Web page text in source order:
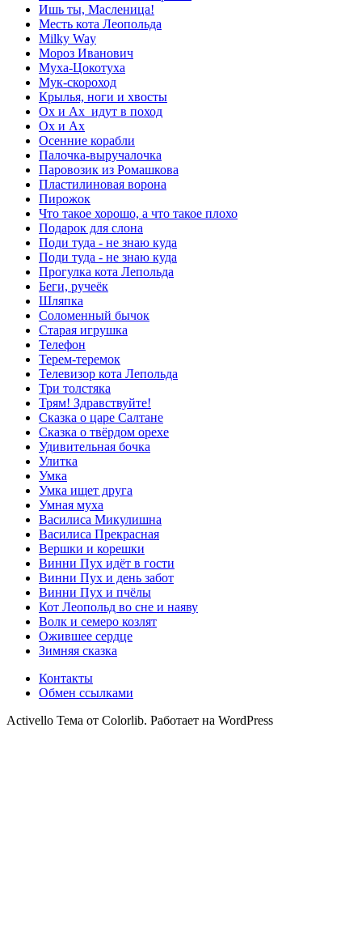
Ишь ты, Масленица!
Месть кота Леопольда
Milky Way
Мороз Иванович
Муха-Цокотуха
Мук-скороход
Крылья, ноги и хвосты
Ох и Ах идут в поход
Ох и Ах
Осенние корабли
Палочка-выручалочка
Паровозик из Ромашкова
Пластилиновая ворона
Пирожок
Что такое хорошо, а что такое плохо
Подарок для слона
Поди туда - не знаю куда
Поди туда - не знаю куда
Прогулка кота Лепольда
Беги, ручеёк
Шляпка
Соломенный бычок
Старая игрушка
Телефон
Терем-теремок
Телевизор кота Лепольда
Три толстяка
Трям! Здравствуйте!
Сказка о царе Салтане
Сказка о твёрдом орехе
Удивительная бочка
Улитка
Умка
Умка ищет друга
Умная муха
Василиса Микулишна
Василиса Прекрасная
Вершки и корешки
Винни Пух идёт в гости
Винни Пух и день забот
Винни Пух и пчёлы
Кот Леопольд во сне и наяву
Волк и семеро козлят
Ожившее сердце
Зимняя сказка
Контакты
Обмен ссылками
Activello Тема от Colorlib. Работает на WordPress